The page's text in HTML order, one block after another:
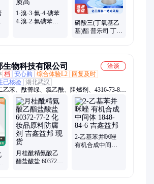
1-溴-3-氟-4-碘苯
4-溴-2-氟碘苯直
磷酸三(丁氧基乙
基)酯 普乐司 丁氧
物科技有限公司
洽谈
档 安心购 综合体验L2
回复及时
已核验 湖北武汉
乙苯、酞菁绿、氯乙酰、阻燃剂、4316-73-8、
硫酸锂、4861-19-2、大理石、1192-62-7、羊
磷酸氢、8002-74-2、7782-61-8、龙脑油、
、二聚酸、戊二醇、聚醚f68、磺化油、1310-
月桂酰精氨酸乙
酯盐酸盐 60372-
2-乙基苯并咪唑
有机合成中间体